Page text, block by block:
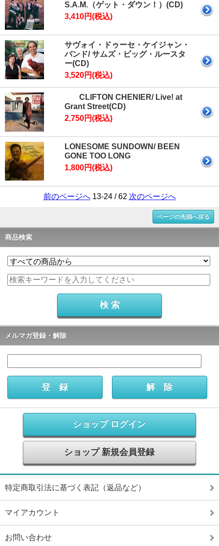
S.A.M.（ゲット・ダウン！）(CD)
3,410円(税込)
サヴォイ・ドゥーセ・ケイジャン・
バンド/ サムズ・ビッグ・ルースタ
ー(CD)
3,520円(税込)
CLIFTON CHENIER/ Live! at
Grant Street(CD)
2,750円(税込)
LONESOME SUNDOWN/ BEEN
GONE TOO LONG
1,800円(税込)
前のページへ13-24 / 62 次のページへ
ページの先頭へ戻る
商品検索
メルマガ登録・解除
ショップ ログイン
ショップ 新規会員登録
特定商取引法に基づく表記（返品など）
マイアカウント
お問い合わせ